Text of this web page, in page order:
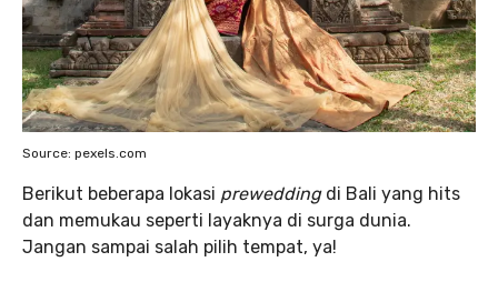
Source: pexels.com
Berikut beberapa lokasi preweddingdi Bali yang hits
dan memukau seperti layaknya di surga dunia.
Jangan sampai salah pilih tempat, ya!